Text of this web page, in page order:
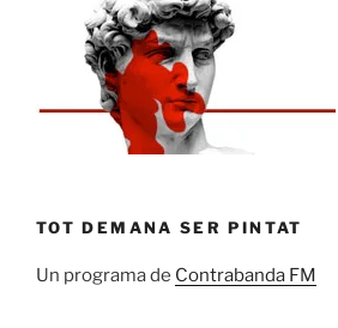
TOT DEMANA SER PINTAT
Un programa de Contrabanda FM